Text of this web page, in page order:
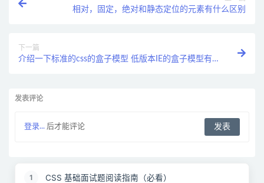
相对，固定，绝对和静态定位的元素有什么区别
下一篇
介绍一下标准的css的盒子模型 低版本IE的盒子模型有
发表评论
登录... 后才能评论
1 CSS 基础面试题阅读指南（必看）